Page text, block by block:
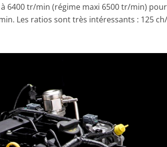
6400 tr/min (régime maxi 6500 tr/min)
Les ratios sont très intéressants : 125